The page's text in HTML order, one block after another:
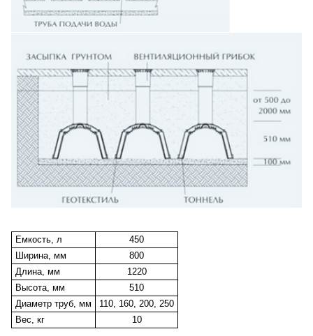
Емкость, л
450
Ширина, мм
800
Длина, мм
1220
Высота, мм
510
Диаметр труб, мм
110, 160, 200, 250
Вес, кг
10